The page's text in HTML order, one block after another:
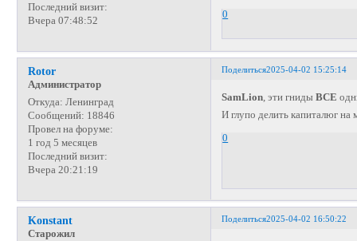
Последний визит:
Вчера 07:48:52
0
Поделиться2025-04-02 15:25:14
Rotor
Администратор
Откуда: Ленинград
Сообщений: 18846
Провел на форуме:
1 год 5 месяцев
Последний визит:
Вчера 20:21:19
SamLion , эти гнидыВСЕ
И глупо делить капиталюг
0
Поделиться2025-04-02 16:50:22
Konstant
Старожил